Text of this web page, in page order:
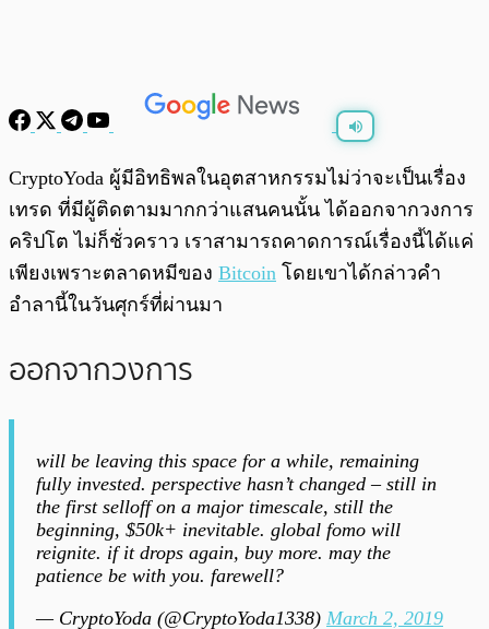
พร้อมเล่น / 0:00
CryptoYoda ผู้มีอิทธิพลในอุตสาหกรรมไม่ว่าจะเป็นเรื่อง
เทรด ที่มีผู้ติดตามมากกว่าแสนคนนั้น ได้ออกจากวงการ
คริปโต ไม่ก็ชั่วคราว เราสามารถคาดการณ์เรื่องนี้ได้แค่
เพียงเพราะตลาดหมีของ Bitcoin โดยเขาได้กล่าวคำ
อำลานี้ในวันศุกร์ที่ผ่านมา
ออกจากวงการ
will be leaving this space for a while, remaining
fully invested. perspective hasn’t changed – still in
the first selloff on a major timescale, still the
beginning, $50k+ inevitable. global fomo will
reignite. if it drops again, buy more. may the
patience be with you. farewell?
— CryptoYoda (@CryptoYoda1338) March 2, 2019